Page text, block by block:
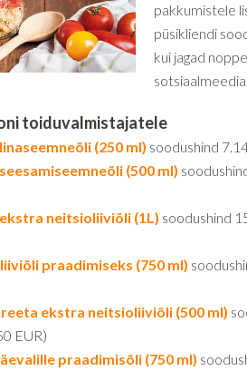
pakkumistele
püsikliendi
kui jagad
toiduvalmistajatele
(250 ml) soodushind
(500 ml)
neitsioliiviõli (1L) soodushind
praadimiseks (750 ml)
ekstra neitsioliiviõli (500 ml)
EUR)
praadimisõli (750 ml)